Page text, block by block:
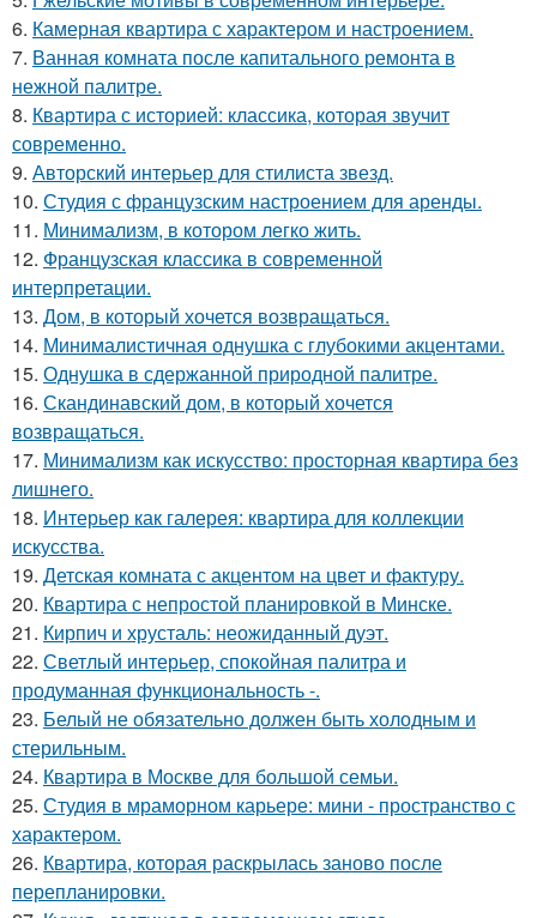
6. Камерная квартира с характером и настроением.
7. Ванная комната после капитального ремонта в
нежной палитре.
8. Квартира с историей: классика, которая звучит
современно.
9. Авторский интерьер для стилиста звезд.
10. Студия с французским настроением для аренды.
11. Минимализм, в котором легко жить.
12. Французская классика в современной
интерпретации.
13. Дом, в который хочется возвращаться.
14. Минималистичная однушка с глубокими акцентами.
15. Однушка в сдержанной природной палитре.
16. Скандинавский дом, в который хочется
возвращаться.
17. Минимализм как искусство: просторная квартира без
лишнего.
18. Интерьер как галерея: квартира для коллекции
искусства.
19. Детская комната с акцентом на цвет и фактуру.
20. Квартира с непростой планировкой в Минске.
21. Кирпич и хрусталь: неожиданный дуэт.
22. Светлый интерьер, спокойная палитра и
продуманная функциональность -.
23. Белый не обязательно должен быть холодным и
стерильным.
24. Квартира в Москве для большой семьи.
25. Студия в мраморном карьере: мини - пространство с
характером.
26. Квартира, которая раскрылась заново после
перепланировки.